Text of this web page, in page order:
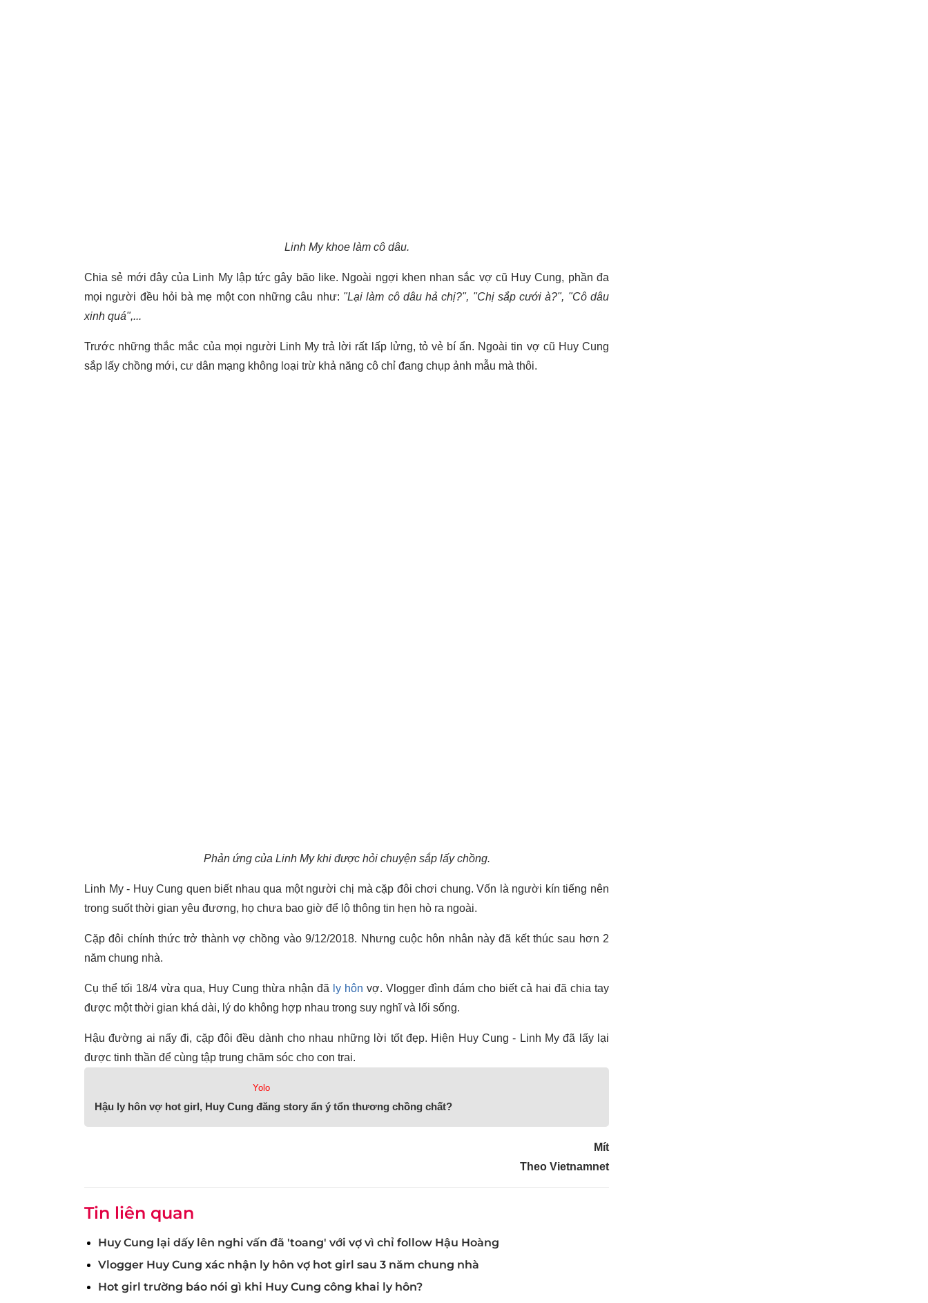
Linh My khoe làm cô dâu.
Chia sẻ mới đây của Linh My lập tức gây bão like. Ngoài ngợi khen nhan sắc vợ cũ Huy Cung, phần đa
mọi người đều hỏi bà mẹ một con những câu như: "Lại làm cô dâu hả chị?", "Chị sắp cưới à?", "Cô dâu
xinh quá",...
Trước những thắc mắc của mọi người Linh My trả lời rất lấp lửng, tỏ vẻ bí ẩn. Ngoài tin vợ cũ Huy Cung
sắp lấy chồng mới, cư dân mạng không loại trừ khả năng cô chỉ đang chụp ảnh mẫu mà thôi.
Phản ứng của Linh My khi được hỏi chuyện sắp lấy chồng.
Linh My - Huy Cung quen biết nhau qua một người chị mà cặp đôi chơi chung. Vốn là người kín tiếng nên
trong suốt thời gian yêu đương, họ chưa bao giờ để lộ thông tin hẹn hò ra ngoài.
Cặp đôi chính thức trở thành vợ chồng vào 9/12/2018. Nhưng cuộc hôn nhân này đã kết thúc sau hơn 2
năm chung nhà.
Cụ thể tối 18/4 vừa qua, Huy Cung thừa nhận đã ly hôn vợ. Vlogger đình đám cho biết cả hai đã chia tay
được một thời gian khá dài, lý do không hợp nhau trong suy nghĩ và lối sống.
Hậu đường ai nấy đi, cặp đôi đều dành cho nhau những lời tốt đẹp. Hiện Huy Cung - Linh My đã lấy lại
được tinh thần để cùng tập trung chăm sóc cho con trai.
Yolo
Hậu ly hôn vợ hot girl, Huy Cung đăng story ẩn ý tổn thương chồng chất?
Mít
Theo Vietnamnet
Tin liên quan
Huy Cung lại dấy lên nghi vấn đã 'toang' với vợ vì chỉ follow Hậu Hoàng
Vlogger Huy Cung xác nhận ly hôn vợ hot girl sau 3 năm chung nhà
Hot girl trường báo nói gì khi Huy Cung công khai ly hôn?